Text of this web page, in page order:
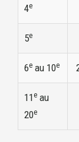
4e
5e
6e au 10e
11e au
20e